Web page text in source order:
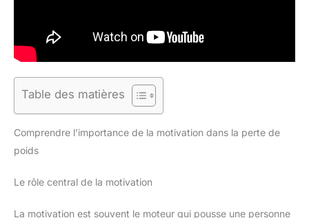
Table des matières
Comprendre l’importance de la motivation dans la perte de
poids
Le rôle central de la motivation
La motivation est souvent le moteur qui pousse une personne